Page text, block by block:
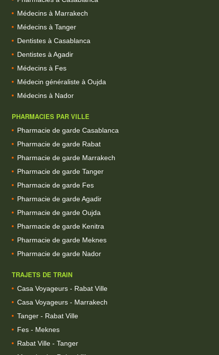
Médecins à Marrakech
Médecins à Tanger
Dentistes à Casablanca
Dentistes à Agadir
Médecins à Fes
Médecin généraliste à Oujda
Médecins à Nador
PHARMACIES PAR VILLE
Pharmacie de garde Casablanca
Pharmacie de garde Rabat
Pharmacie de garde Marrakech
Pharmacie de garde Tanger
Pharmacie de garde Fes
Pharmacie de garde Agadir
Pharmacie de garde Oujda
Pharmacie de garde Kenitra
Pharmacie de garde Meknes
Pharmacie de garde Nador
TRAJETS DE TRAIN
Casa Voyageurs - Rabat Ville
Casa Voyageurs - Marrakech
Tanger - Rabat Ville
Fes - Meknes
Rabat Ville - Tanger